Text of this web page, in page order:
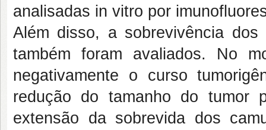
analisadas in vitro por
Além disso, a sobrevivência
também foram avaliados. No
negativamente o curso
redução do tamanho do tumor
extensão da sobrevida dos